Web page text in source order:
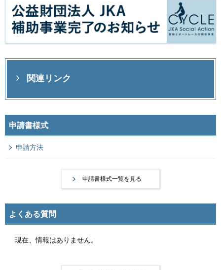
関連リンク
申請書様式
申請方法
申請書様式一覧を見る
よくある質問
現在、情報はありません。